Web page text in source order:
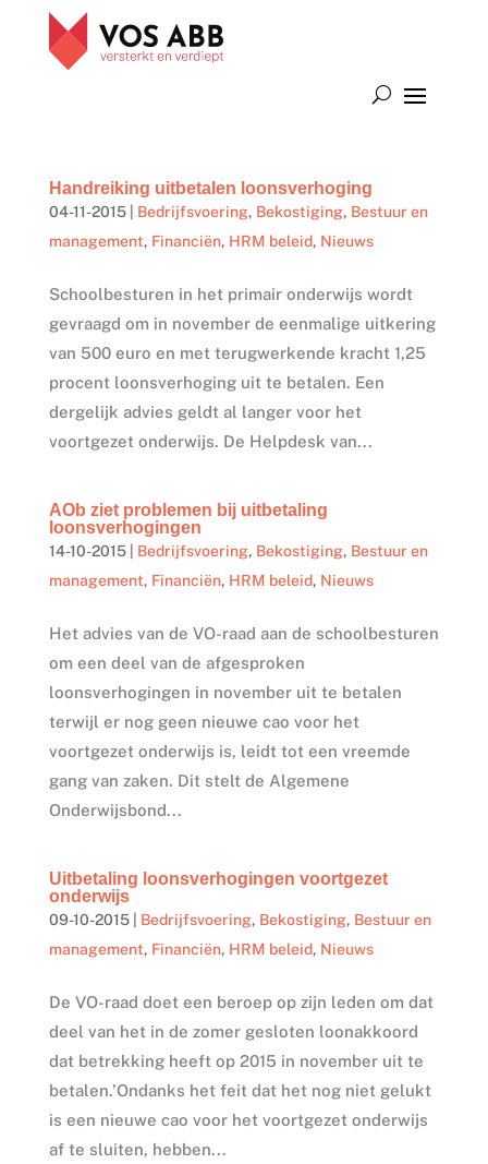
Handreiking uitbetalen loonsverhoging
04-11-2015| Bedrijfsvoering, Bekostiging, Bestuur en
management, Financiën, HRM beleid, Nieuws
Schoolbesturen in het primair onderwijs wordt
gevraagd om in november de eenmalige uitkering
van 500 euro en met terugwerkende kracht 1,25
procent loonsverhoging uit te betalen. Een
dergelijk advies geldt al langer voor het
voortgezet onderwijs. De Helpdesk van...
AOb ziet problemen bij uitbetaling
loonsverhogingen
14-10-2015| Bedrijfsvoering, Bekostiging, Bestuur en
management, Financiën, HRM beleid, Nieuws
Het advies van de VO-raad aan de schoolbesturen
om een deel van de afgesproken
loonsverhogingen in november uit te betalen
terwijl er nog geen nieuwe cao voor het
voortgezet onderwijs is, leidt tot een vreemde
gang van zaken. Dit stelt de Algemene
Onderwijsbond...
Uitbetaling loonsverhogingen voortgezet
onderwijs
09-10-2015| Bedrijfsvoering, Bekostiging, Bestuur en
management, Financiën, HRM beleid, Nieuws
De VO-raad doet een beroep op zijn leden om dat
deel van het in de zomer gesloten loonakkoord
dat betrekking heeft op 2015 in november uit te
betalen.’Ondanks het feit dat het nog niet gelukt
is een nieuwe cao voor het voortgezet onderwijs
af te sluiten, hebben...